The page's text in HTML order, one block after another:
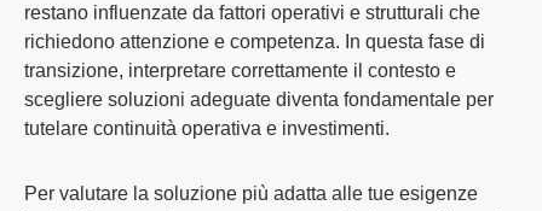
restano influenzate da fattori operativi e strutturali che
richiedono attenzione e competenza. In questa fase di
transizione, interpretare correttamente il contesto e
scegliere soluzioni adeguate diventa fondamentale per
tutelare continuità operativa e investimenti.
Per valutare la soluzione più adatta alle tue esigenze